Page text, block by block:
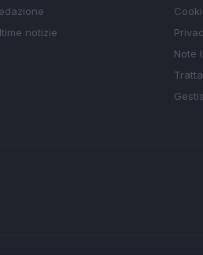
notizie
Note